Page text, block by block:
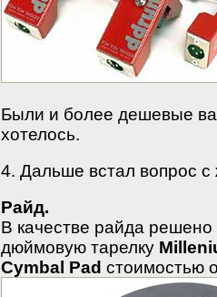
Были и более дешевые
хотелось.
4. Дальше встал вопрос
Райд.
В качестве райда
дюймовую тарелку
Cymbal Pad стоимостью